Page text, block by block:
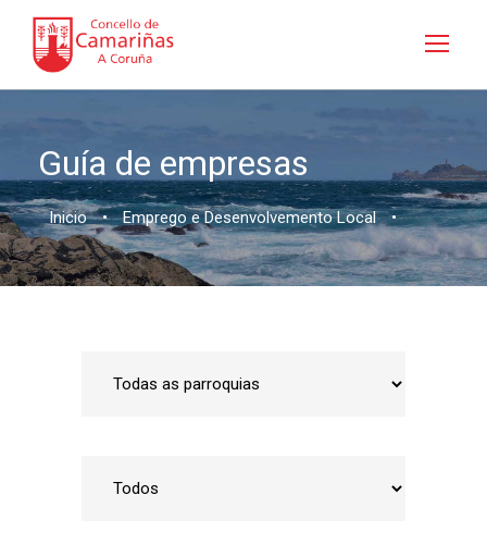
Guía de empresas
Inicio • Emprego e Desenvolvemento Local •